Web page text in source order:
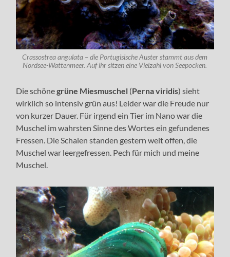
Crassostrea angulata – die Portugisische Auster stammt aus dem
Nordsee-Wattenmeer. Auf ihr sitzen eine Vielzahl von Seepocken.
Die schönegrüne Miesmuschel (Perna viridis) sieht
wirklich so intensiv grün aus! Leider war die Freude nur
von kurzer Dauer. Für irgend ein Tier im Nano war die
Muschel im wahrsten Sinne des Wortes ein gefundenes
Fressen. Die Schalen standen gestern weit offen, die
Muschel war leergefressen. Pech für mich und meine
Muschel.